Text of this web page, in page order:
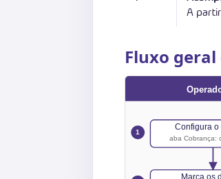
A
Fluxo
1
Configura o
aba Cobrança:
Marca os